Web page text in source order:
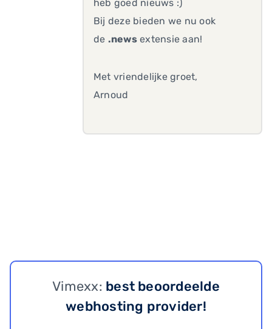
heb goed nieuws :)
Bij deze bieden we nu ook
de .newsextensie aan!
Met vriendelijke groet,
Arnoud
Vimexx: best beoordeelde
webhosting provider!